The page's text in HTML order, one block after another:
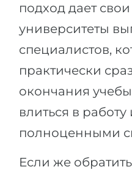
подход дает
университеты
специалистов,
практически
окончания
влиться в работу
полноценными
Если же